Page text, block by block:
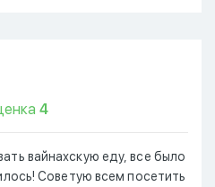
4
вайнахскую еду, все было
Советую всем посетить